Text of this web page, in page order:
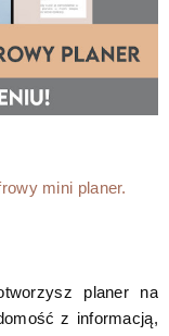
mini planer.
planer na
z informacją,